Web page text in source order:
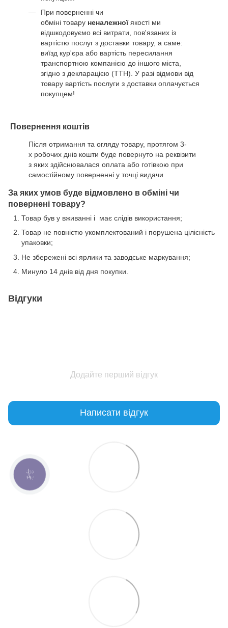
При поверненні чи
обміні товару неналежноїякості ми
відшкодовуємо всі витрати, пов'язаних із
вартістю послуг з доставки товару, а саме:
виїзд кур'єра або вартість пересилання
транспортною компанією до іншого міста,
згідно з декларацією (ТТН). У разі відмови від
товару вартість послуги з доставки оплачується
покупцем!
Повернення коштів
Після отримання та огляду товару, протягом 3-
х робочих днів кошти буде повернуто на реквізити
з яких здійснювалася оплата або готівкою при
самостійному поверненні у точці видачи
За яких умов буде відмовлено в обміні чи
повернені товару?
Товар був у вживанні і має слідів використання;
Товар не повністю укомплектований і порушена цілісність
упаковки;
Не збережені всі ярлики та заводське маркування;
Минуло 14 днів від дня покупки.
Відгуки
Додайте перший відгук
Написати відгук
КНОПКА
ЗВ'ЯЗКУ